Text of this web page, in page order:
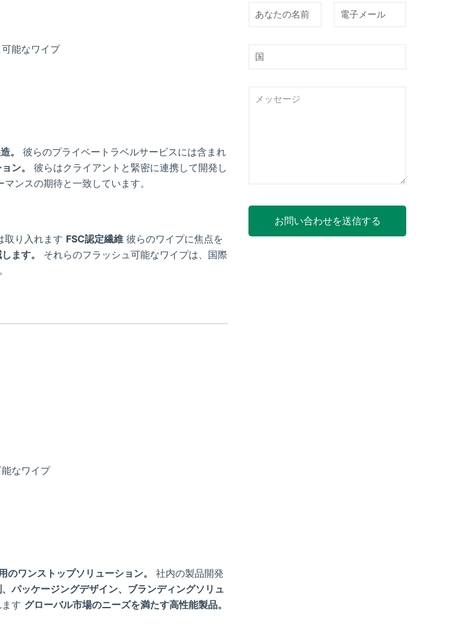
能なワイプ
。
彼らのプライベートラベルサービスには含まれ
ン。
彼らはクライアントと緊密に連携して開発し
ンスの期待と一致しています。
取り入れます FSC認定繊維 彼らのワイプに焦点を
ます。
それらのフラッシュ可能なワイプは、国際
なワイプ
ワンストップソリューション。
社内の製品開発
パッケージングデザイン、ブランディングソリュ
す グローバル市場のニーズを満たす高性能製品。